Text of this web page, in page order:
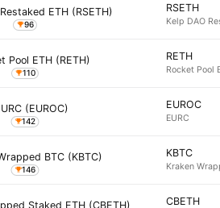
96
RSETH
Kelp DAO
110
RETH
Rocket Pool
142
EUROC
EURC
146
KBTC
Kraken
CBETH